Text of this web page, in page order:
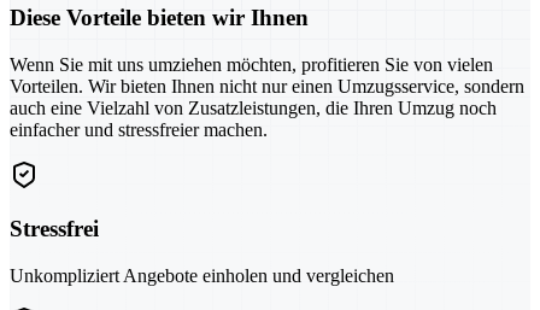
Diese Vorteile bieten wir Ihnen
Wenn Sie mit uns umziehen möchten, profitieren Sie von vielen
Vorteilen. Wir bieten Ihnen nicht nur einen Umzugsservice, sondern
auch eine Vielzahl von Zusatzleistungen, die Ihren Umzug noch
einfacher und stressfreier machen.
Stressfrei
Unkompliziert Angebote einholen und vergleichen